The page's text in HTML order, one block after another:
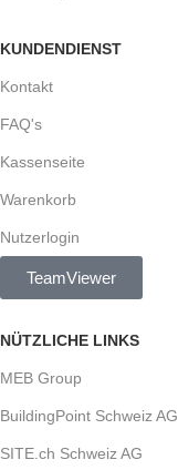
KUNDENDIENST
Kontakt
FAQ's
Kassenseite
Warenkorb
Nutzerlogin
TeamViewer
NÜTZLICHE LINKS
MEB Group
BuildingPoint Schweiz AG
SITE.ch Schweiz AG